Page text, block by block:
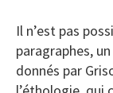
Il n’est pas
paragraphes,
donnés par